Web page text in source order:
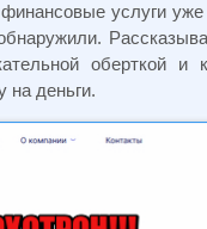
услуги
оберткой и
на деньги.